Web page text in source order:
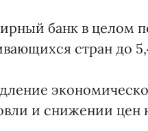
банк в целом
стран до
и снижении цен